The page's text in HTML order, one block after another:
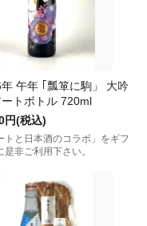
午年 ｢瓢箪に駒」 大吟
トボトル 720ml
円(税込)
トと日本酒のコラボ」をギフ
是非ご利用下さい。